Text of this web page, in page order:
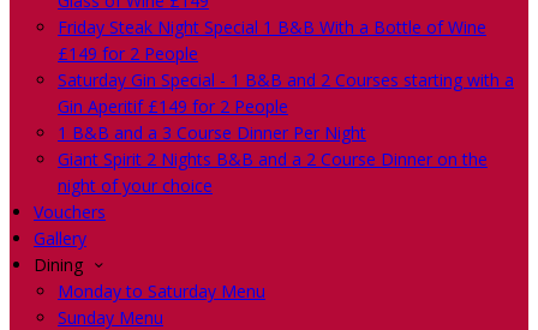
Friday Steak Night Special 1 B&B With a Bottle of Wine
£149 for 2 People
Saturday Gin Special - 1 B&B and 2 Courses starting with a
Gin Aperitif £149 for 2 People
1 B&B and a 3 Course Dinner Per Night
Giant Spirit 2 Nights B&B and a 2 Course Dinner on the
night of your choice
Vouchers
Gallery
Dining
Monday to Saturday Menu
Sunday Menu